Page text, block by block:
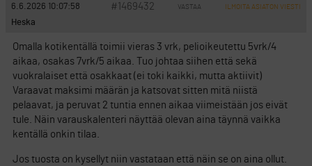
6.6.2026 10:07:58 #1469432 VASTAA ILMOITA ASIATON VIESTI
Heska
Omalla kotikentällä toimii vieras 3 vrk, pelioikeutettu 5vrk/4
aikaa, osakas 7vrk/5 aikaa. Tuo johtaa siihen että sekä
vuokralaiset että osakkaat (ei toki kaikki, mutta aktiivit)
Varaavat maksimi määrän ja katsovat sitten mitä niistä
pelaavat, ja peruvat 2 tuntia ennen aikaa viimeistään jos eivät
tule. Näin varauskalenteri näyttää olevan aina täynnä vaikka
kentällä onkin tilaa.
Jos tuosta on kysellyt niin vastataan että näin se on aina ollut.